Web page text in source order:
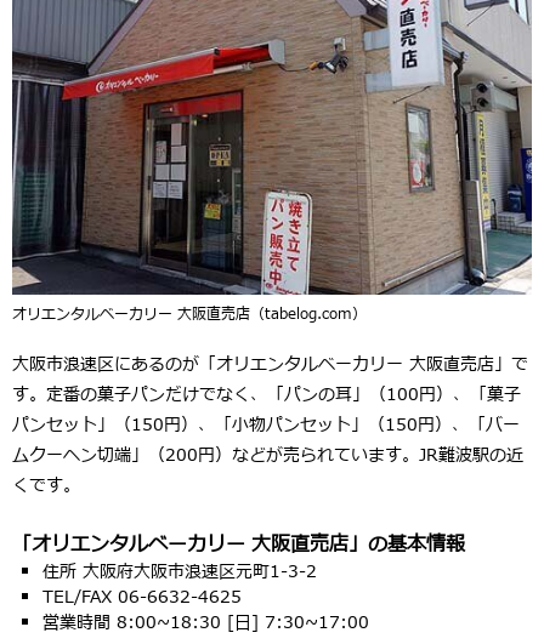
オリエンタルベーカリー 大阪直売店（tabelog.com）
大阪市浪速区にあるのが「オリエンタルベーカリー 大阪直売店」で
す。定番の菓子パンだけでなく、「パンの耳」（100円）、「菓子
パンセット」（150円）、「小物パンセット」（150円）、「バー
ムクーヘン切端」（200円）などが売られています。JR難波駅の近
くです。
「オリエンタルベーカリー 大阪直売店」の基本情報
住所 大阪府大阪市浪速区元町1-3-2
TEL/FAX 06-6632-4625
営業時間 8:00~18:30 [日] 7:30~17:00